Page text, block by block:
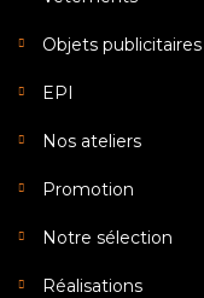
Objets publicitaires
EPI
Nos ateliers
Promotion
Notre sélection
Réalisations